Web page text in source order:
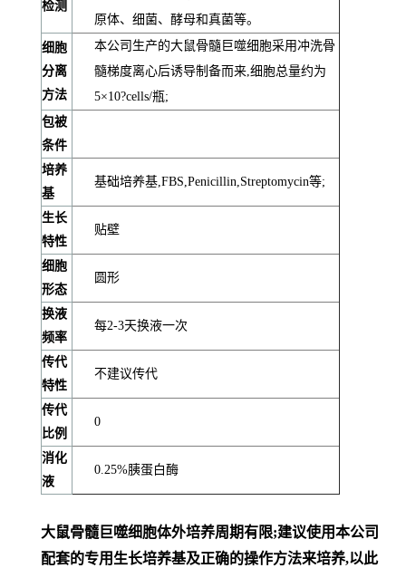
检测
原体、细菌、酵母和真菌等。
细胞
分离
方法
本公司生产的大鼠骨髓巨噬细胞采用冲洗骨
髓梯度离心后诱导制备而来,细胞总量约为
5×10?cells/瓶;
包被
条件
培养
基
基础培养基,FBS,Penicillin,Streptomycin等;
生长
特性
贴壁
细胞
形态
圆形
换液
频率
每2-3天换液一次
传代
特性
不建议传代
传代
比例
0
消化
液
0.25%胰蛋白酶
大鼠骨髓巨噬细胞体外培养周期有限;建议使用本公司
配套的专用生长培养基及正确的操作方法来培养,以此